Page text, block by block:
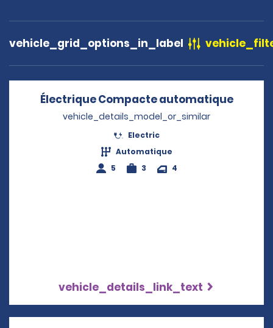
vehicle_grid_options_in_label
Électrique Compacte automatiqueOpens
vehicle_details_model_or_similar
Electric
Automatique
5
3 4
vehicle_details_link_text